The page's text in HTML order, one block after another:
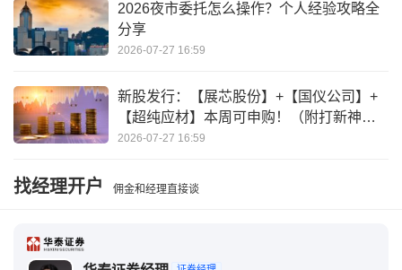
2026夜市委托怎么操作？个人经验攻略全
分享
2026-07-27 16:59
新股发行：【展芯股份】+【国仪公司】+
【超纯应材】本周可申购！（附打新神
器）
2026-07-27 16:59
找经理开户 佣金和经理直接谈